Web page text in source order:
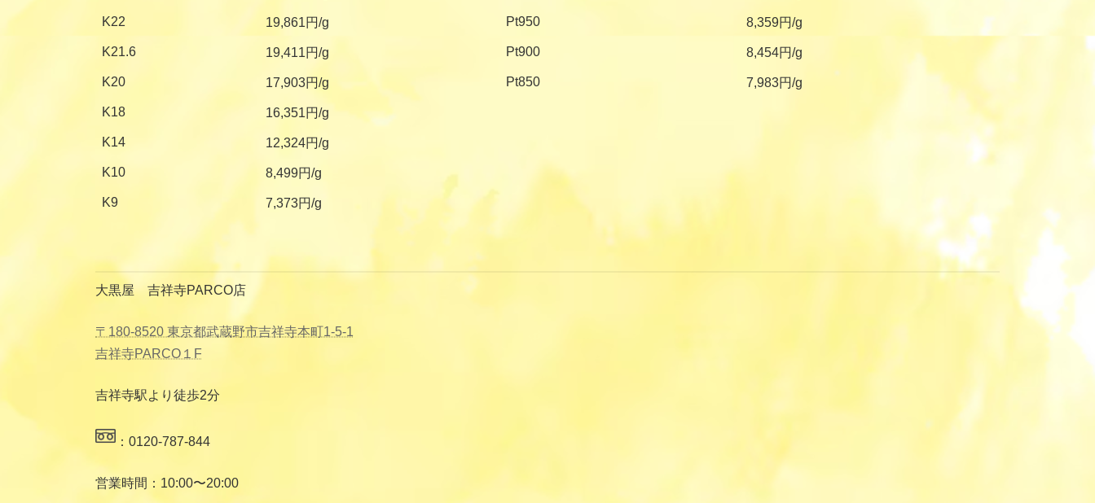
K22 19,861円/g Pt950 8,359円/g
K21.6 19,411円/g Pt900 8,454円/g
K20 17,903円/g Pt850 7,983円/g
K18 16,351円/g
K14 12,324円/g
K10 8,499円/g
K9 7,373円/g
大黒屋 吉祥寺PARCO店
〒180-8520 東京都武蔵野市吉祥寺本町1-5-1
吉祥寺PARCO１F
吉祥寺駅より徒歩2分
：0120-787-844
営業時間：10:00〜20:00